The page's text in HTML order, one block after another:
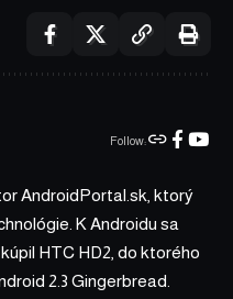
Follow:
AndroidPortal.sk, ktorý
K Androidu sa
HTC HD2, do ktorého
2.3 Gingerbread.